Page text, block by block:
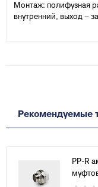
Монтаж: полифузная
внутренний, выход –
Рекомендуемые
PP-R